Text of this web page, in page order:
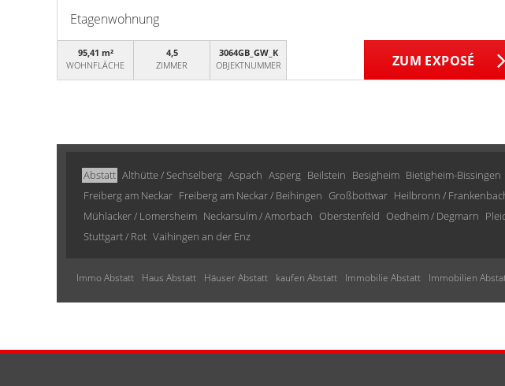
Etagenwohnung
95,41 m²
WOHNFLÄCHE
4,5
ZIMMER
3064GB_GW_K
OBJEKTNUMMER
ZUM EXPOSÉ
Abstatt Althütte / Sechselberg Aspach Asperg Beilstein Besigheim Bietigheim-Bissingen
Freiberg am Neckar Freiberg am Neckar / Beihingen Großbottwar Heilbronn /
Mühlacker / Lomersheim Neckarsulm / Amorbach Oberstenfeld Oedheim / Degmarn
Stuttgart / Rot Vaihingen an der Enz
Immo Abstatt Haus Abstatt Häuser Abstatt kaufen Abstatt Immobilie Abstatt Immobilien